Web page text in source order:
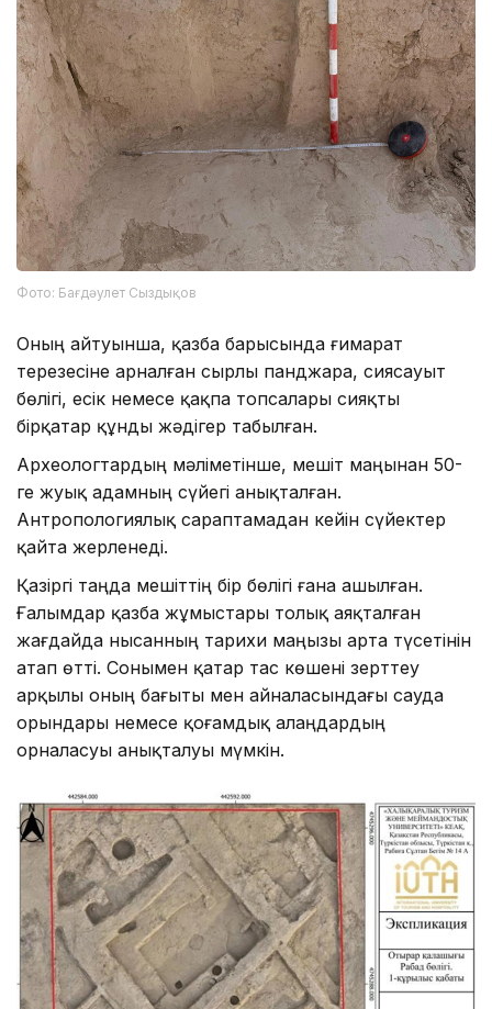
Фото: Бағдәулет Сыздықов
Оның айтуынша, қазба барысында ғимарат
терезесіне арналған сырлы панджара, сиясауыт
бөлігі, есік немесе қақпа топсалары сияқты
бірқатар құнды жәдігер табылған.
Археологтардың мәліметінше, мешіт маңынан 50-
ге жуық адамның сүйегі анықталған.
Антропологиялық сараптамадан кейін сүйектер
қайта жерленеді.
Қазіргі таңда мешіттің бір бөлігі ғана ашылған.
Ғалымдар қазба жұмыстары толық аяқталған
жағдайда нысанның тарихи маңызы арта түсетінін
атап өтті. Сонымен қатар тас көшені зерттеу
арқылы оның бағыты мен айналасындағы сауда
орындары немесе қоғамдық алаңдардың
орналасуы анықталуы мүмкін.